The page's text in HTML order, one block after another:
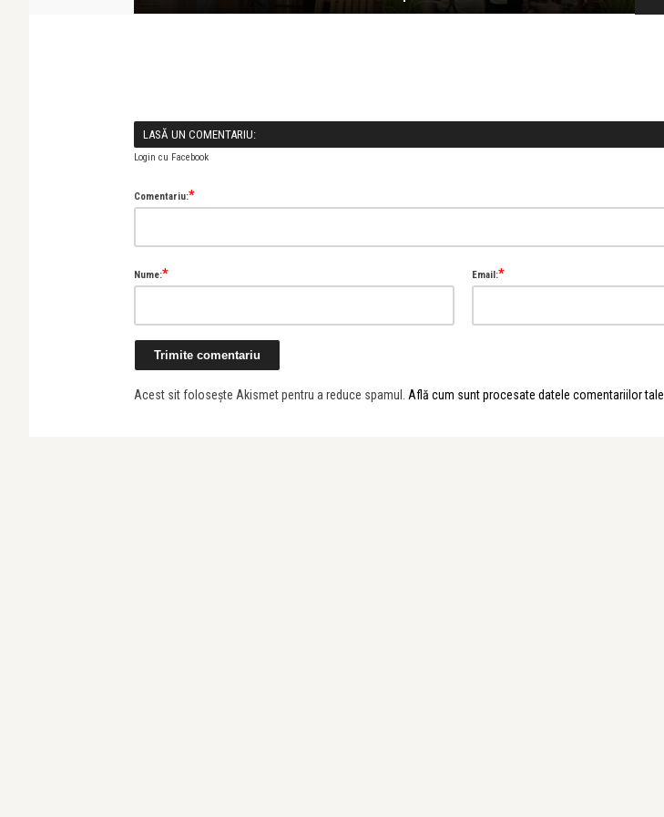
LASĂ UN COMENTARIU:
Login cu Facebook
Comentariu:*
Nume:* Email:*
Acest sit folosește Akismet pentru a reduce spamul. Află cum sunt procesate datele comentariilor tale